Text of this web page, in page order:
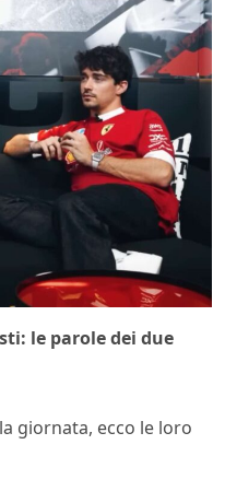
le parole dei due
giornata, ecco le loro